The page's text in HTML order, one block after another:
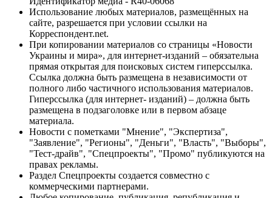
Использование любых материалов, размещённых на
сайте, разрешается при условии ссылки на
Корреспондент.net.
При копировании материалов со страницы «Новости
Украины и мира», для интернет-изданий – обязательна
прямая открытая для поисковых систем гиперссылка.
Ссылка должна быть размещена в независимости от
полного либо частичного использования материалов.
Гиперссылка (для интернет- изданий) – должна быть
размещена в подзаголовке или в первом абзаце
материала.
Новости с пометками "Мнение", "Экспертиза",
"Заявление", "Регионы", "Деньги", "Власть", "Выборы",
"Тест-драйв", "Спецпроекты", "Промо" публикуются на
правах рекламы.
Раздел Спецпроекты создается совместно с
коммерческими партнерами.